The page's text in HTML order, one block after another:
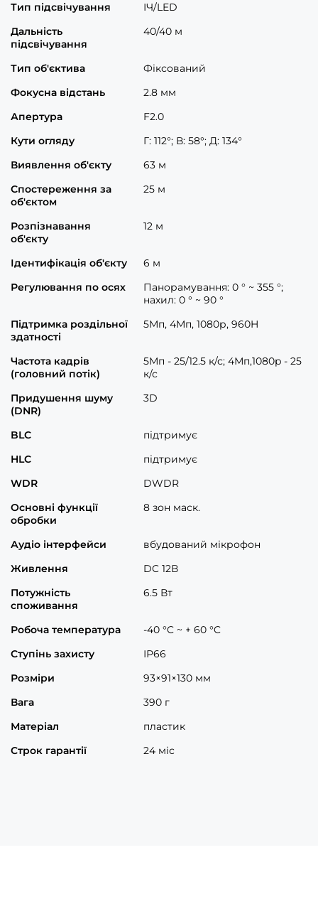
Тип підсвічування
ІЧ/LED
Дальність
підсвічування
40/40 м
Тип об'єктива
Фіксований
Фокусна відстань
2.8 мм
Апертура
F2.0
Кути огляду
Г: 112°; В: 58°; Д: 134°
Виявлення об'єкту
63 м
Спостереження за
об'єктом
25 м
Розпізнавання
об'єкту
12 м
Ідентифікація об'єкту
6 м
Регулювання по осях
Панорамування: 0 ° ~ 355 °;
нахил: 0 ° ~ 90 °
Підтримка роздільної
здатності
5Мп, 4Мп, 1080р, 960H
Частота кадрів
(головний потік)
5Мп - 25/12.5 к/с; 4Мп,1080p - 25
к/с
Придушення шуму
(DNR)
3D
BLC
підтримує
HLC
підтримує
WDR
DWDR
Основні функції
обробки
8 зон маск.
Аудіо інтерфейси
вбудований мікрофон
Живлення
DC 12В
Потужність
споживання
6.5 Вт
Робоча температура
-40 °C ~ + 60 °C
Ступінь захисту
ІР66
Розміри
93×91×130 мм
Вага
390 г
Матеріал
пластик
Строк гарантії
24 міс